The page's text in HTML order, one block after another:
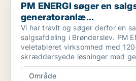
PM ENERGI søger en
generatoranlæ...
Vi har travlt og søger derfor en
salgsafdeling i Brønderslev. PM ENERGI er en
veletableret virksomhed med
skræddersyede løsninger med
Område